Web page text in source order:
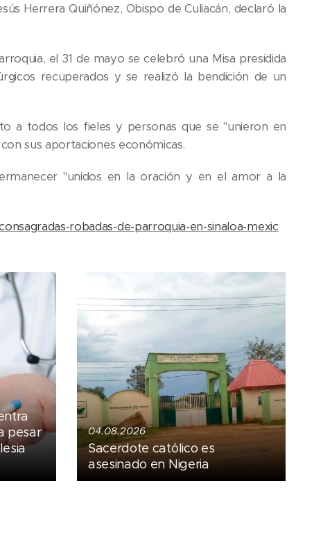
Herrera Quiñónez, Obispo de Culiacán, declaró la
el 31 de mayo se celebró una Misa presidida
recuperados y se realizó la bendición de un
a todos los fieles y personas que se "unieron en
sus aportaciones económicas.
"unidos en la oración y en el amor a la
robadas-de-parroquia-en-sinaloa-mexic
pesar
04.08.2026
Sacerdote católico es
asesinado en Nigeria